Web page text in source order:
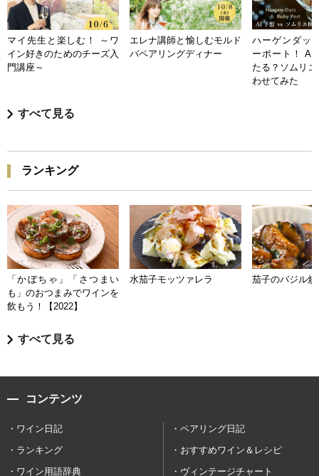
マイ先生と楽しむ！ ～ワ
イン好きのためのチーズ入
門講座～
エレナ講師と愉しむモルド
バペアリングディナー
ハーゲンダッ
ーポート！ AI
たる？ソムリ
わせてみた
すべて見る
ランキング
「かぼちゃ」「さつまい
も」のおつまみでワインを
飲もう！【2022】
水茄子モッツァレラ 茄子のバジル炒
すべて見る
コンテンツ
ワイン日記
ペアリング日記
ランキング
おすすめワイン＆レシピ
ワイン用語辞典
ヴィンテージチャート